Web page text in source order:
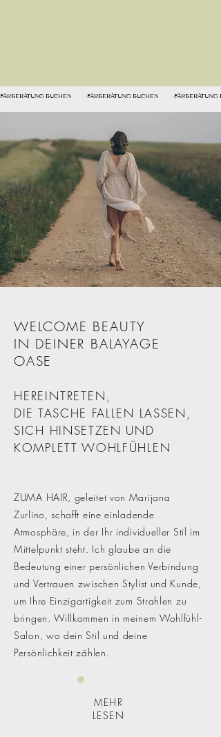
FARBERATUNG BUCHEN
WELCOME BEAUTY
IN DEINER BALAYAGE
OASE
HEREINTRETEN,
DIE TASCHE FALLEN LASSEN,
SICH HINSETZEN UND
KOMPLETT WOHLFÜHLEN
ZUMA HAIR, geleitet von Marijana
Zurlino, schafft eine einladende
Atmosphäre, in der Ihr individueller Stil im
Mittelpunkt steht. Ich glaube an die
Bedeutung einer persönlichen Verbindung
und Vertrauen zwischen Stylist und Kunde,
um Ihre Einzigartigkeit zum Strahlen zu
bringen. Willkommen in meinem Wohlfühl-
Salon, wo dein Stil und deine
Persönlichkeit zählen.
MEHR
LESEN